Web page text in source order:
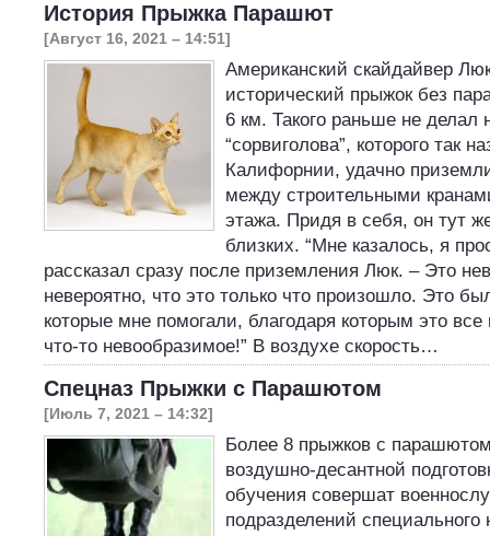
История Прыжка Парашют
[Август 16, 2021 – 14:51]
Американский скайдайвер
исторический прыжок без
6 км. Такого раньше не делал
“сорвиголова”, которого так
Калифорнии, удачно
между строительными
этажа. Придя в себя, он тут
близких. “Мне казалось, я
рассказал сразу после приземления Люк. – Это
невероятно, что это только что произошло. Это
которые мне помогали, благодаря которым это
что-то невообразимое!” В воздухе скорость…
Спецназ Прыжки с Парашютом
[Июль 7, 2021 – 14:32]
Более 8 прыжков с
воздушно-десантной
обучения совершат
подразделений специального